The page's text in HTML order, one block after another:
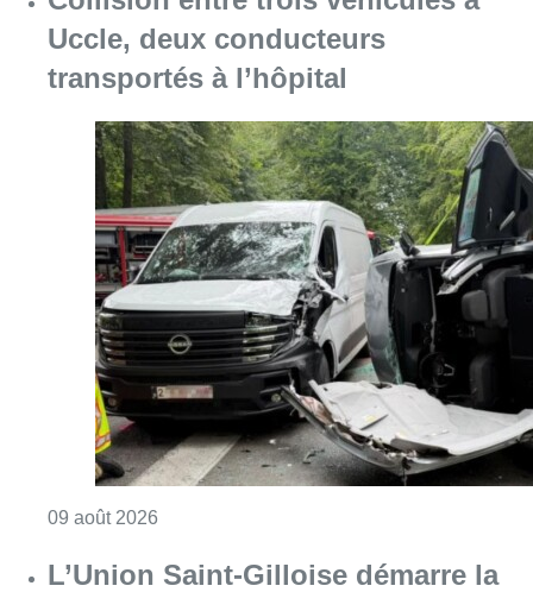
Uccle, deux conducteurs
transportés à l’hôpital
09 août 2026
L’Union Saint-Gilloise démarre la